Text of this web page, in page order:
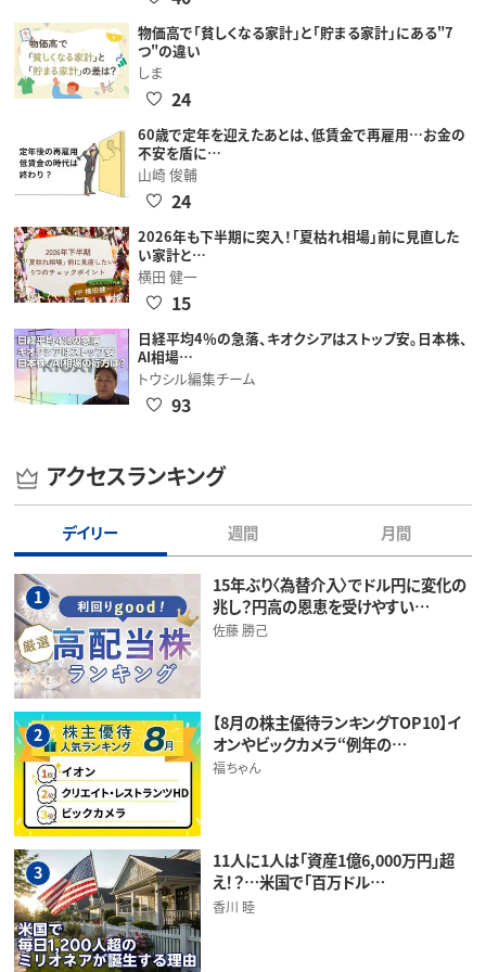
物価高で「貧しくなる家計」と「貯まる家計」にある"7
つ"の違い
しま
24
60歳で定年を迎えたあとは、低賃金で再雇用…お金の
不安を盾に…
山崎 俊輔
24
2026年も下半期に突入！「夏枯れ相場」前に見直した
い家計と…
横田 健一
15
日経平均4％の急落、キオクシアはストップ安。日本株、
AI相場…
トウシル編集チーム
93
アクセスランキング
デイリー 週間 月間
1
15年ぶり〈為替介入〉でドル円に変化の
兆し？円高の恩恵を受けやすい…
佐藤 勝己
2
【8月の株主優待ランキングTOP10】イ
オンやビックカメラ“例年の…
福ちゃん
3
11人に1人は「資産1億6,000万円」超
え！？…米国で「百万ドル…
香川 睦